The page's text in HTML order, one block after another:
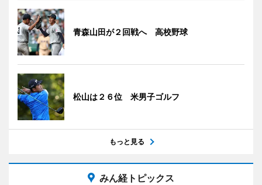
青森山田が２回戦へ 高校野球
松山は２６位 米男子ゴルフ
もっと見る
みん経トピックス